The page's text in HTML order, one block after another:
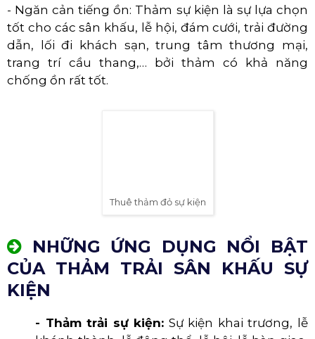
- Ngăn cản tiếng ồn: Thảm sự kiện là sự lựa chọn
tốt cho các sân khấu, lễ hội, đám cưới, trải đường
dẫn, lối đi khách sạn, trung tâm thương mại,
trang trí cầu thang,… bởi thảm có khả năng
chống ồn rất tốt.
Thuê thảm đỏ sự kiện
NHỮNG ỨNG DỤNG NỔI BẬT
CỦA THẢM TRẢI SÂN KHẤU SỰ
KIỆN
- Thảm trải sự kiện: Sự kiện khai trương, lễ